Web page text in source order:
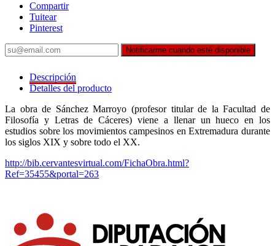
Compartir
Tuitear
Pinterest
Notificarme cuando esté disponible
Descripción
Detalles del producto
La obra de Sánchez Marroyo (profesor titular de la Facultad de
Filosofía y Letras de Cáceres) viene a llenar un hueco en los
estudios sobre los movimientos campesinos en Extremadura durante
los siglos XIX y sobre todo el XX.
http://bib.cervantesvirtual.com/FichaObra.html?
Ref=35455&portal=263